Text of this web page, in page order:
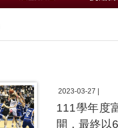
2023-03-27 |
111學年度
開，最終以